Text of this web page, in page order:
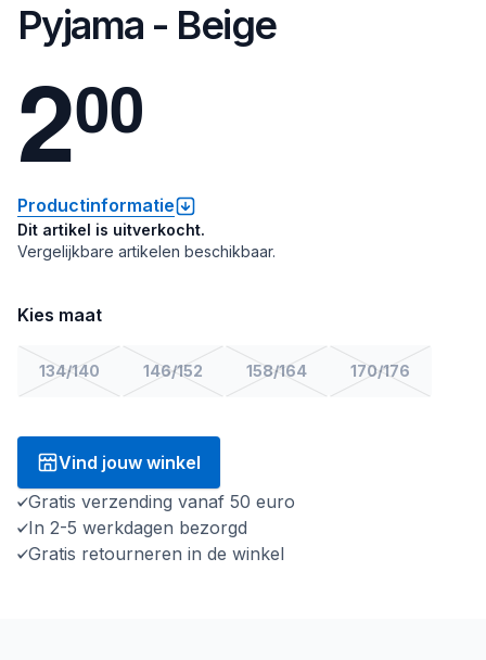
Pyjama - Beige
200
Productinformatie
Dit artikel is uitverkocht.
Vergelijkbare artikelen beschikbaar.
Kies maat
134/140 146/152 158/164 170/176
Vind jouw winkel
Gratis verzending vanaf 50 euro
In 2-5 werkdagen bezorgd
Gratis retourneren in de winkel